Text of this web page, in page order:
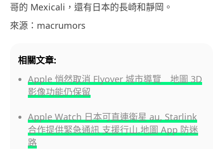
哥的 Mexicali，還有日本的長崎和靜岡。
來源：macrumors
相關文章:
Apple 悄然取消 Flyover 城市導覽 地圖 3D
影像功能仍保留
Apple Watch 日本可直連衛星 au, Starlink
合作提供緊急通訊 支援行山,地圖 App 防迷
路